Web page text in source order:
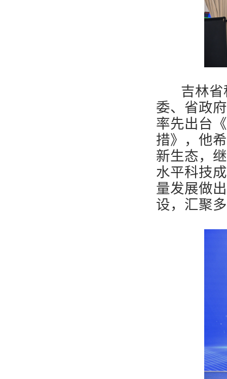
吉林省
委、省政
率先出台
措》，他
新生态，
水平科技
量发展做
设，汇聚